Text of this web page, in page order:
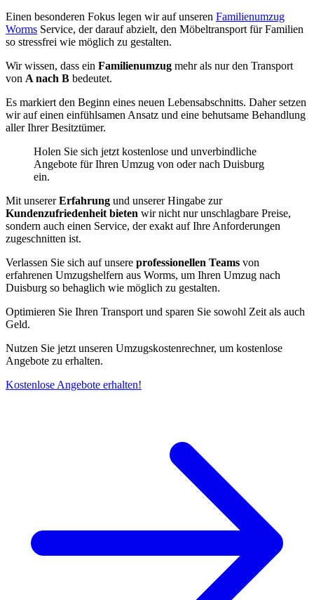
Einen besonderen Fokus legen wir auf unseren Familienumzug
Worms Service, der darauf abzielt, den Möbeltransport für Familien
so stressfrei wie möglich zu gestalten.
Wir wissen, dass ein Familienumzug mehr als nur den Transport
von A nach B bedeutet.
Es markiert den Beginn eines neuen Lebensabschnitts. Daher setzen
wir auf einen einfühlsamen Ansatz und eine behutsame Behandlung
aller Ihrer Besitztümer.
Holen Sie sich jetzt kostenlose und unverbindliche
Angebote für Ihren Umzug von oder nach Duisburg
ein.
Mit unsererErfahrung und unserer Hingabe zur
Kundenzufriedenheit bieten wir nicht nur unschlagbare Preise,
sondern auch einen Service, der exakt auf Ihre Anforderungen
zugeschnitten ist.
Verlassen Sie sich auf unsere professionellen Teams von
erfahrenen Umzugshelfern aus Worms, um Ihren Umzug nach
Duisburg so behaglich wie möglich zu gestalten.
Optimieren Sie Ihren Transport und sparen Sie sowohl Zeit als auch
Geld.
Nutzen Sie jetzt unseren Umzugskostenrechner, um kostenlose
Angebote zu erhalten.
Kostenlose Angebote erhalten!